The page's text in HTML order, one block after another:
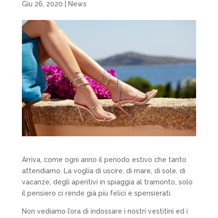
Giu 26, 2020 News
Arriva, come ogni anno il periodo estivo che tanto
attendiamo. La voglia di uscire, di mare, di sole, di
vacanze, degli aperitivi in spiaggia al tramonto, solo
il pensiero ci rende già più felici e spensierati.
Non vediamo l’ora di indossare i nostri vestitini ed i